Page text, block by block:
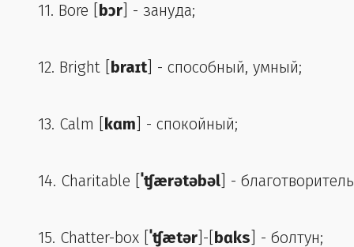
11. Bore [ bɔr ] - зануда;
12. Bright [ braɪt] - способный, умный;
13. Calm [ kɑm ] - спокойный;
14. Charitable [ ˈʧærətəbəl ] -
15. Chatter-box [ ˈʧætər ]-[ bɑks ] - болтун;